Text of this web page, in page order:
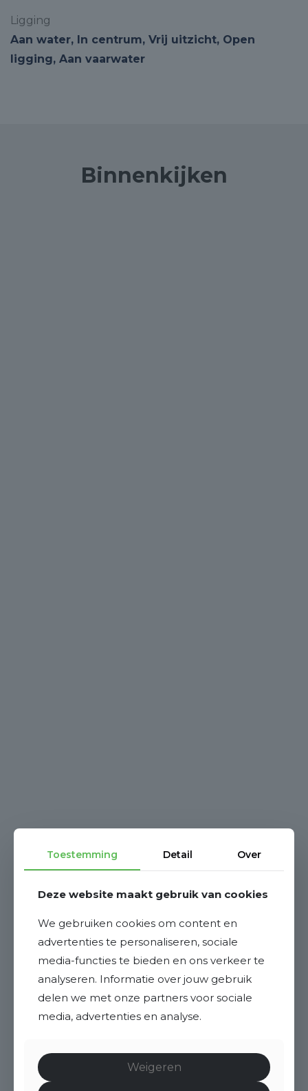
Ligging
Aan water, In centrum, Vrij uitzicht, Open
ligging, Aan vaarwater
Binnenkijken
Toestemming Detail Over
Deze website maakt gebruik van cookies
We gebruiken cookies om content en
advertenties te personaliseren, sociale
media-functies te bieden en ons verkeer te
analyseren. Informatie over jouw gebruik
delen we met onze partners voor sociale
media, advertenties en analyse.
Weigeren